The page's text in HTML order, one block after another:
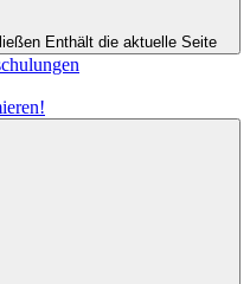
Enthält die aktuelle Seite